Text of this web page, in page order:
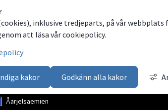
inklusive tredjeparts, på vår
att läsa vår cookiepolicy.
kakor Godkänn alla kakor
Åarjelsaemien